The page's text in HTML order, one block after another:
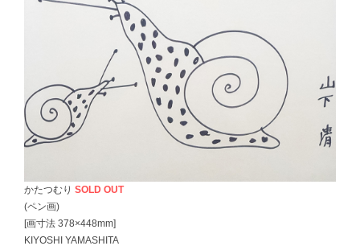
かたつむり SOLD OUT
(ペン画)
[画寸法 378×448mm]
KIYOSHI YAMASHITA